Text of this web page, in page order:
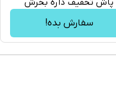
واتساپ
پاش تخفیف داره بخرش
سفارش بده!